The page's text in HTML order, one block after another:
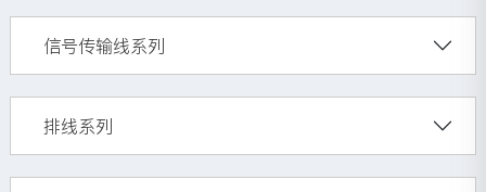
信号传输线系列
排线系列